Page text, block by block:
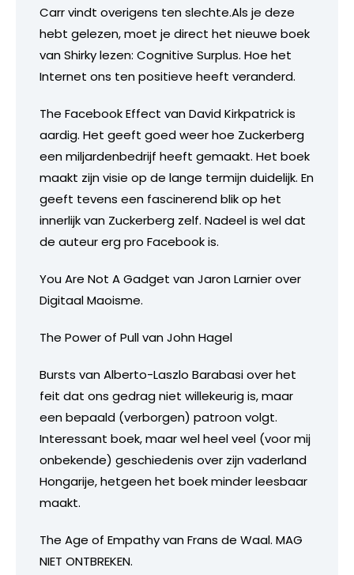
Carr vindt overigens ten slechte.Als je deze
hebt gelezen, moet je direct het nieuwe boek
van Shirky lezen: Cognitive Surplus. Hoe het
Internet ons ten positieve heeft veranderd.
The Facebook Effect van David Kirkpatrick is
aardig. Het geeft goed weer hoe Zuckerberg
een miljardenbedrijf heeft gemaakt. Het boek
maakt zijn visie op de lange termijn duidelijk. En
geeft tevens een fascinerend blik op het
innerlijk van Zuckerberg zelf. Nadeel is wel dat
de auteur erg pro Facebook is.
You Are Not A Gadget van Jaron Larnier over
Digitaal Maoisme.
The Power of Pull van John Hagel
Bursts van Alberto-Laszlo Barabasi over het
feit dat ons gedrag niet willekeurig is, maar
een bepaald (verborgen) patroon volgt.
Interessant boek, maar wel heel veel (voor mij
onbekende) geschiedenis over zijn vaderland
Hongarije, hetgeen het boek minder leesbaar
maakt.
The Age of Empathy van Frans de Waal. MAG
NIET ONTBREKEN.